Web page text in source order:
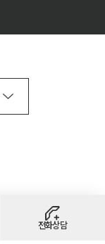
전화상담
reserved